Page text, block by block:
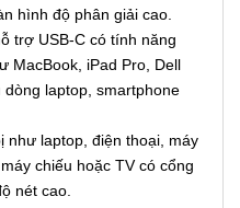
hình độ phân giải cao.
trợ USB-C có tính năng
MacBook, iPad Pro, Dell
dòng laptop, smartphone
như laptop, điện thoại, máy
chiếu hoặc TV có cổng
nét cao.